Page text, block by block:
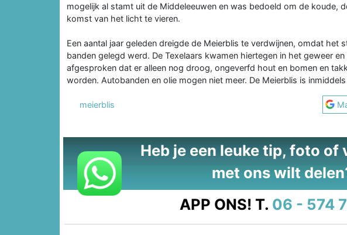
mogelijk al stamt uit de Middeleeuwen en was bedoeld om de koude,
komst van het licht te vieren.
Een aantal jaar geleden dreigde de Meierblis te verdwijnen, omdat het
banden gelegd werd. De Texelaars kwamen hiertegen in het geweer
afgesproken dat er alleen nog droog, ongeverfd hout en bomen en
worden. Autobanden en olie mogen niet meer. De Meierblis is
meierblis
Heb je een leuke tip, foto of
met ons wilt
APP ONS! T. 06 - 574